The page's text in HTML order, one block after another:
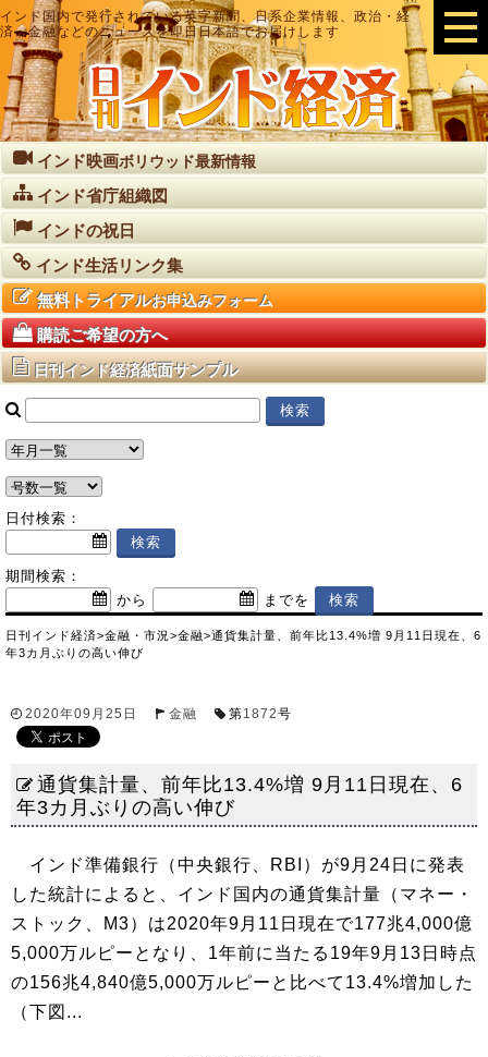
インド国内で発行されている英字新聞、日系企業情報、政治・経
済・金融などのニュースを即日日本語でお届けします
インド映画ボリウッド最新情報
インド省庁組織図
インドの祝日
インド生活リンク集
無料トライアルお申込みフォーム
購読ご希望の方へ
日刊インド経済紙面サンプル
日付検索：
期間検索：
から
までを
日刊インド経済>金融・市況 >金融>通貨集計量、前年比13.4%増 9月11日現在、6
年3カ月ぶりの高い伸び
2020年09月25日 金融 第1872号
通貨集計量、前年比13.4%増 9月11日現在、6
年3カ月ぶりの高い伸び
インド準備銀行（中央銀行、RBI）が9月24日に発表
した統計によると、インド国内の通貨集計量（マネー・
ストック、M3）は2020年9月11日現在で177兆4,000億
5,000万ルピーとなり、1年前に当たる19年9月13日時点
の156兆4,840億5,000万ルピーと比べて13.4%増加した
（下図...